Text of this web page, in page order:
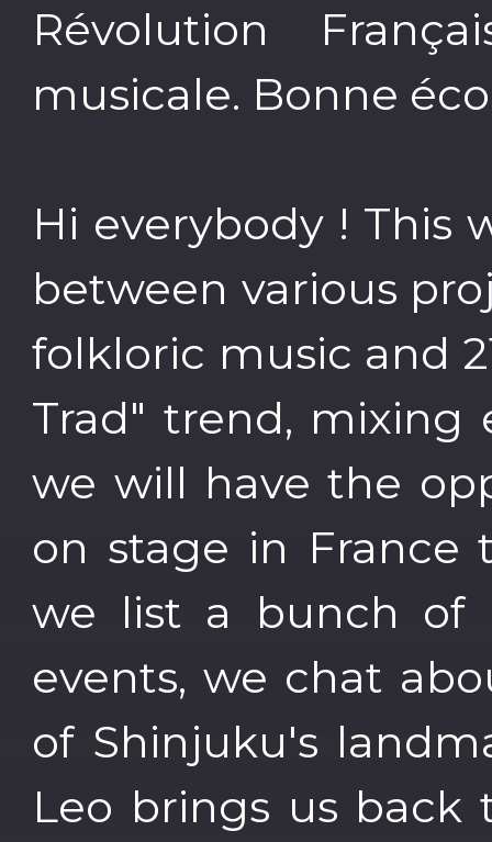
Révolution
musicale. Bonne
Hi everybody ! This
between various
folkloric music and
Trad" trend, mixing
we will have the
on stage in France
we list a bunch of
events, we chat
of Shinjuku's
Leo brings us back